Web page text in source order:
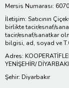
Mersis Numarası:
İletişim: Satıcının
birlikte tacir/esnaf/
tacir/esnaf/sanatkar
bilgisi, ad, soyad ve
Adres:
YENİŞEHİR/
Şehir: Diyarbakır